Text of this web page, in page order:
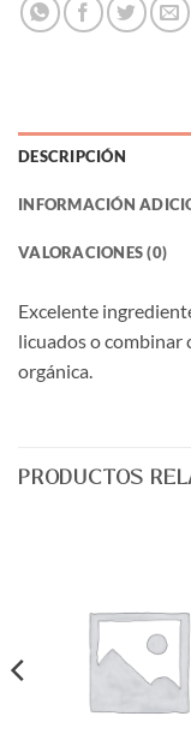
DESCRIPCIÓN
INFORMACIÓN
VALORACIONES (0)
Excelente
licuados o combinar
orgánica.
PRODUCTOS